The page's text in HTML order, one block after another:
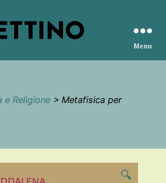
editore
Menu
e Religione > Metafisica per
🔍